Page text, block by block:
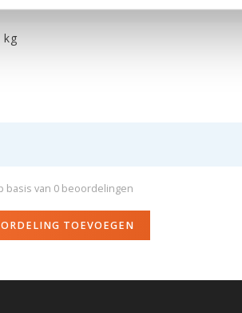
kg
basis van 0 beoordelingen
TOEVOEGEN